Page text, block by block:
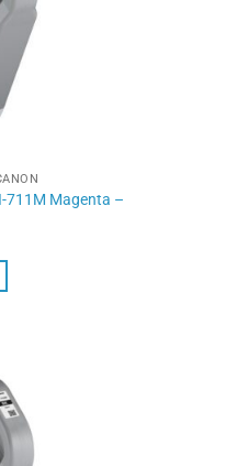
711M Magenta –